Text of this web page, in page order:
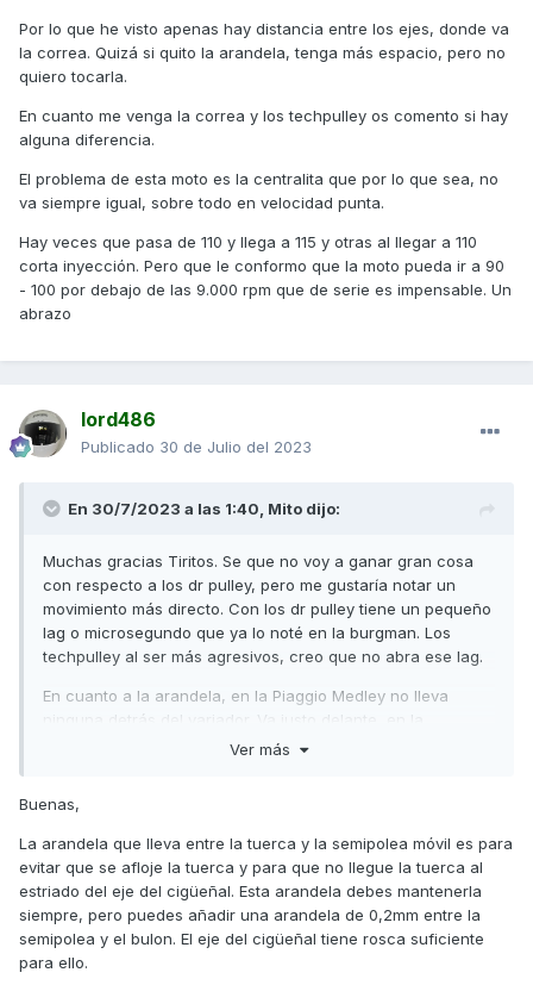
Por lo que he visto apenas hay distancia entre los ejes, donde va
la correa. Quizá si quito la arandela, tenga más espacio, pero no
quiero tocarla.
En cuanto me venga la correa y los techpulley os comento si hay
alguna diferencia.
El problema de esta moto es la centralita que por lo que sea, no
va siempre igual, sobre todo en velocidad punta.
Hay veces que pasa de 110 y llega a 115 y otras al llegar a 110
corta inyección. Pero que le conformo que la moto pueda ir a 90
- 100 por debajo de las 9.000 rpm que de serie es impensable. Un
abrazo
lord486
Publicado 30 de Julio del 2023
En 30/7/2023 a las 1:40, Mito dijo:
Muchas gracias Tiritos. Se que no voy a ganar gran cosa
con respecto a los dr pulley, pero me gustaría notar un
movimiento más directo. Con los dr pulley tiene un pequeño
lag o microsegundo que ya lo noté en la burgman. Los
techpulley al ser más agresivos, creo que no abra ese lag.
En cuanto a la arandela, en la Piaggio Medley no lleva
ninguna detrás del variador. Va justo delante, en la
semipolea aspas, que al quitar la tuerca del variador está
Por lo que he visto apenas hay distancia entre los ejes,
espacio, pero no quiero tocarla.
En cuanto me venga la correa y los techpulley os comento
si hay alguna diferencia.
El problema de esta moto es la centralita que por lo que
Ver más
Buenas,
La arandela que lleva entre la tuerca y la semipolea móvil es para
evitar que se afloje la tuerca y para que no llegue la tuerca al
estriado del eje del cigüeñal. Esta arandela debes mantenerla
siempre, pero puedes añadir una arandela de 0,2mm entre la
semipolea y el bulon. El eje del cigüeñal tiene rosca suficiente
para ello.